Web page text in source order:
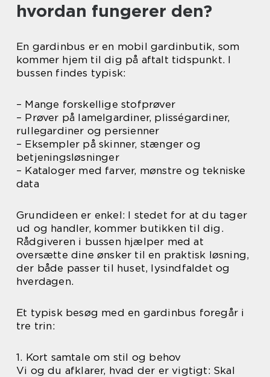
hvordan fungerer den?
En gardinbus er en mobil gardinbutik, som
kommer hjem til dig på aftalt tidspunkt. I
bussen findes typisk:
– Mange forskellige stofprøver
– Prøver på lamelgardiner, plisségardiner,
rullegardiner og persienner
– Eksempler på skinner, stænger og
betjeningsløsninger
– Kataloger med farver, mønstre og tekniske
data
Grundideen er enkel: I stedet for at du tager
ud og handler, kommer butikken til dig.
Rådgiveren i bussen hjælper med at
oversætte dine ønsker til en praktisk løsning,
der både passer til huset, lysindfaldet og
hverdagen.
Et typisk besøg med en gardinbus foregår i
tre trin:
1. Kort samtale om stil og behov
Vi og du afklarer, hvad der er vigtigt: Skal